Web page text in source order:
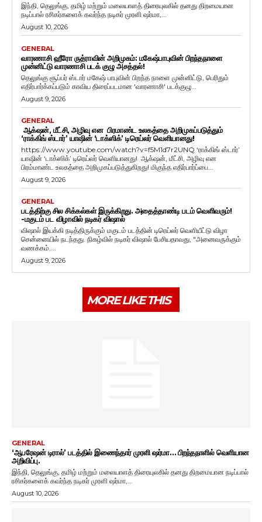
இந்தி, தெலுங்கு, தமிழ் மற்றும் மலையாளத் திரையுலகில் தனது திறமையான
நடிப்பால் ரசிகர்களைக் கவர்ந்த நடிகர் முரளி ஷர்மா,...
August 10, 2026
GENERAL
வாரணாசி ஹீரோ ருத்ராவின் அறிமுகம்: மகேஷ்பாபுவின் பிறந்தநாளை
முன்னிட்டு வாரணாசி படக் குழு அசத்தல்!
தெலுங்கு சூப்பர் ஸ்டார் மகேஷ் பாபுவின் பிறந்த நாளை முன்னிட்டு, பெரிதும்
எதிர்பார்க்கப்படும் காவிய திரைப்படமான 'வாரணாசி' படக்குழு...
August 9, 2026
GENERAL
ஆக்‌ஷன், மீட்சி, அழிவு என பிரமாண்ட உலகத்தை அறிமுகப்படுத்தும்
‘ராக்கிங் ஸ்டார்’ யாஷின் ‘டாக்ஸிக்’ டிரெய்லர் வெளியானது!
https://www.youtube.com/watch?v=f5M1d7r2UNQ ‘ராக்கிங் ஸ்டார்’
யாஷின் ‘டாக்ஸிக்’ டிரெய்லர் வெளியானது! ஆக்‌ஷன், மீட்சி, அழிவு என
பிரம்மாண்ட உலகத்தை அறிமுகப்படுத்துகிறது! மிகுந்த எதிர்பார்ப்பை...
August 9, 2026
GENERAL
படத்திற்கு சில சிக்கல்கள் இருக்கிறது. அதைத்தாண்டி படம் வெளிவரும்!
-மகுடம் பட விழாவில் நடிகர் விஷால்
விஷால் இயக்கி நடித்திருக்கும் மகுடம் படத்தின் டிரெய்லர் வெளியீட்டு விழா
சென்னையில் நடந்தது. நிகழ்வில் நடிகர் விஷால் பேசியதாவது, "அனைவருக்கும்
வணக்கம்....
August 9, 2026
MORE LIKE THIS
GENERAL
‘ஆபரேஷன் டிரால்’ படத்தில் இணைந்தார் முரளி ஷர்மா… பிறந்தநாளில் வெளியான
அறிவிப்பு.
இந்தி, தெலுங்கு, தமிழ் மற்றும் மலையாளத் திரையுலகில் தனது திறமையான நடிப்பால்
ரசிகர்களைக் கவர்ந்த நடிகர் முரளி ஷர்மா,...
August 10, 2026